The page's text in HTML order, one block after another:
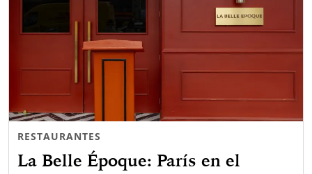
RESTAURANTES
La Belle Époque: París en el